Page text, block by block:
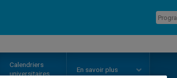
Calendriers
universitaires
En savoir plus